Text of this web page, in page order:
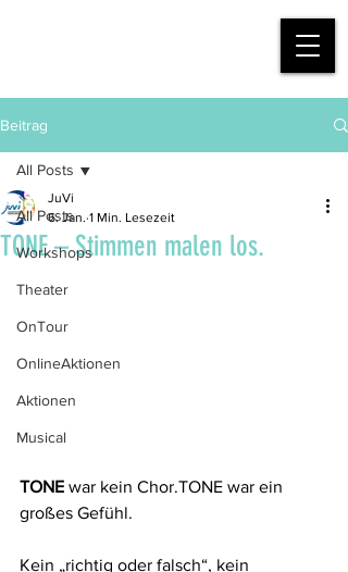
Beitrag
All Posts
Workshops
Theater
OnTour
OnlineAktionen
Aktionen
Musical
All Posts
TONE – Stimmen malen los.
JuVi
6. Jan. 1 Min. Lesezeit
TONE war kein Chor.TONE war ein
großes Gefühl.
Kein „richtig oder falsch“, kein